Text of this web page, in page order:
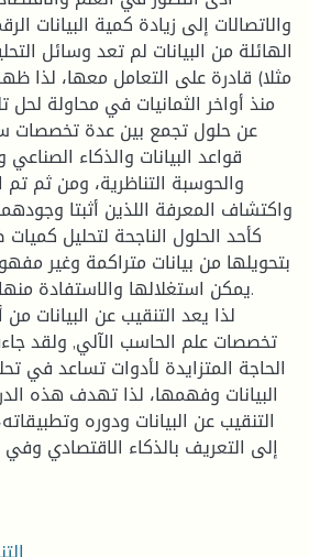
والاتصالات إلى زيادة كمية البيانات
الهائلة من البيانات لم تعد وسائل
مثلا) قادرة على التعامل معها، لذا
منذ أواخر الثمانيات في محاولة
عن حلول تجمع بين عدة تخصصات
قواعد البيانات والذكاء الصناعي
والحوسبة التناظرية، ومن ثم
كأحد الحلول الناجحة لتحليل
بتحويلها من بيانات متراكمة وغير
يمكن استغلالها والاستفادة
لذا يعد التنقيب عن البيانات
تخصصات علم الحاسب الآلي, ولقد
الحاجة المتزايدة لأدوات تساعد في
البيانات وفهمها، لذا تهدف هذه
التنقيب عن البيانات ودوره
إلى التعريف بالذكاء الاقتصادي وفي